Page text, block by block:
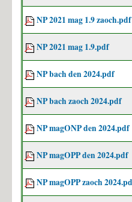
NP 2021 mag 1.9 zaoch.pdf
NP 2021 mag 1.9.pdf
NP bach den 2024.pdf
NP bach zaoch 2024.pdf
NP magONP den 2024.pdf
NP magOPP den 2024.pdf
NP magOPP zaoch